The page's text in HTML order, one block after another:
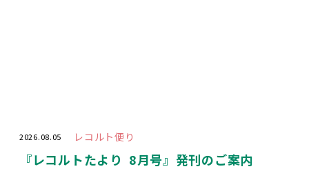
2026.08.05 レコルト便り
『レコルトたより 8月号』発刊のご案内